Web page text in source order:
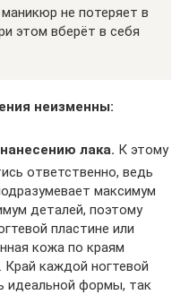
не потеряет в
этом вберёт в себя
неизменны:
лака. К этому
ответственно, ведь
максимум
деталей, поэтому
пластине или
кожа по краям
каждой ногтевой
идеальной формы, так